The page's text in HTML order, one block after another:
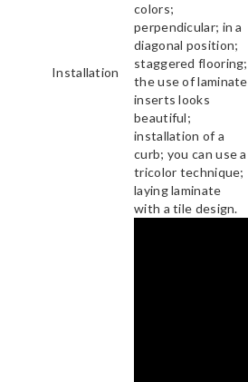
Installation
colors;
perpendicular; in a
diagonal position;
staggered flooring;
the use of laminate
inserts looks
beautiful;
installation of a
curb; you can use a
tricolor technique;
laying laminate
with a tile design.